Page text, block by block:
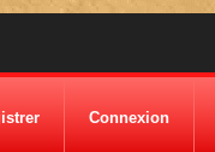
Connexion